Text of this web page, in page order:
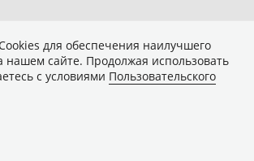
для обеспечения наилучшего
нашем сайте. Продолжая использовать
с условиями Пользовательского